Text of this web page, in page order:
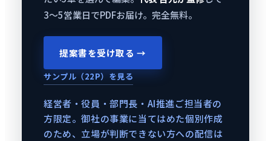
3〜5営業日でPDFお届け。完全無料。
提案書を受け取る →
サンプル（22P）を見る
経営者・役員・部門長・AI推進ご担当者の
方限定。御社の事業に当てはめた個別作成
のため、立場が判断できない方への配信は